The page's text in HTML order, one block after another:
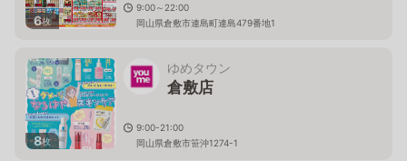
6枚
9:00～22:00
岡山県倉敷市連島町連島479番地1
8枚
ゆめタウン
倉敷店
9:00-21:00
岡山県倉敷市笹沖1274-1